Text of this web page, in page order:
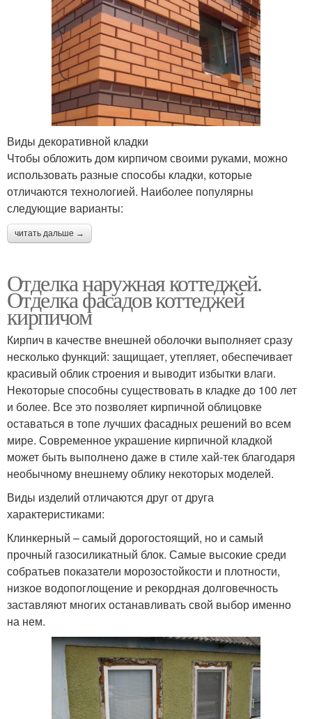
Виды декоративной кладки
Чтобы обложить дом кирпичом своими руками, можно
использовать разные способы кладки, которые
отличаются технологией. Наиболее популярны
следующие варианты:
читать дальше →
Отделка наружная коттеджей.
Отделка фасадов коттеджей
кирпичом
Кирпич в качестве внешней оболочки выполняет сразу
несколько функций: защищает, утепляет, обеспечивает
красивый облик строения и выводит избытки влаги.
Некоторые способны существовать в кладке до 100 лет
и более. Все это позволяет кирпичной облицовке
оставаться в топе лучших фасадных решений во всем
мире. Современное украшение кирпичной кладкой
может быть выполнено даже в стиле хай-тек благодаря
необычному внешнему облику некоторых моделей.
Виды изделий отличаются друг от друга
характеристиками:
Клинкерный – самый дорогостоящий, но и самый
прочный газосиликатный блок. Самые высокие среди
собратьев показатели морозостойкости и плотности,
низкое водопоглощение и рекордная долговечность
заставляют многих останавливать свой выбор именно
на нем.